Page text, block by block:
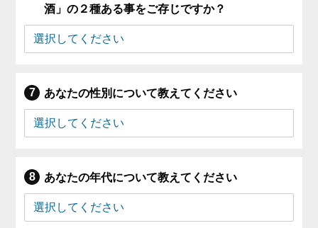
酒」の２種ある事をご存じですか？
あなたの性別について教えてください
あなたの年代について教えてください